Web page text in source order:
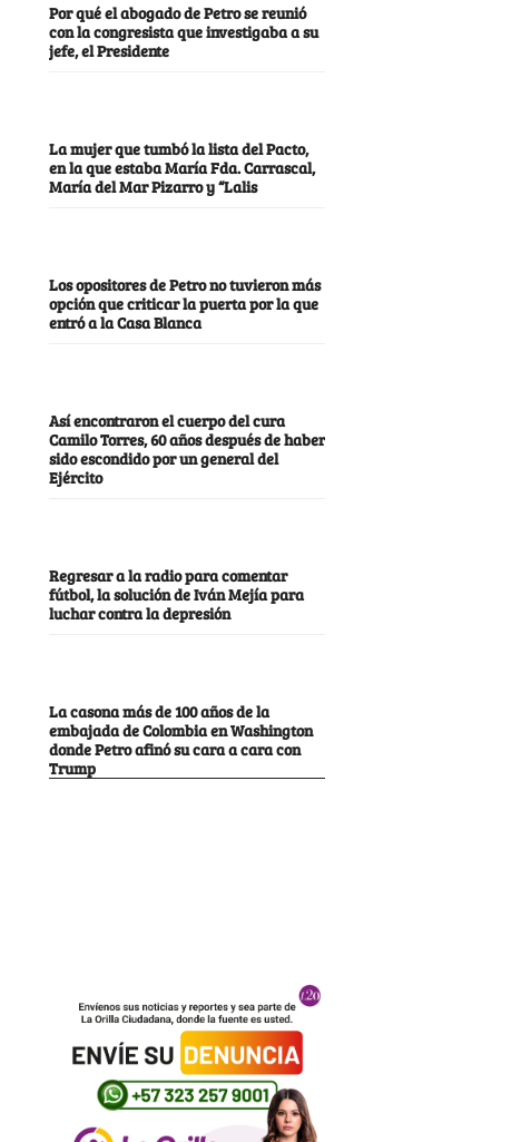
Por qué el abogado de Petro se reunió
con la congresista que investigaba a su
jefe, el Presidente
La mujer que tumbó la lista del Pacto,
en la que estaba María Fda. Carrascal,
María del Mar Pizarro y “Lalis
Los opositores de Petro no tuvieron más
opción que criticar la puerta por la que
entró a la Casa Blanca
Así encontraron el cuerpo del cura
Camilo Torres, 60 años después de haber
sido escondido por un general del
Ejército
Regresar a la radio para comentar
fútbol, la solución de Iván Mejía para
luchar contra la depresión
La casona más de 100 años de la
embajada de Colombia en Washington
donde Petro afinó su cara a cara con
Trump